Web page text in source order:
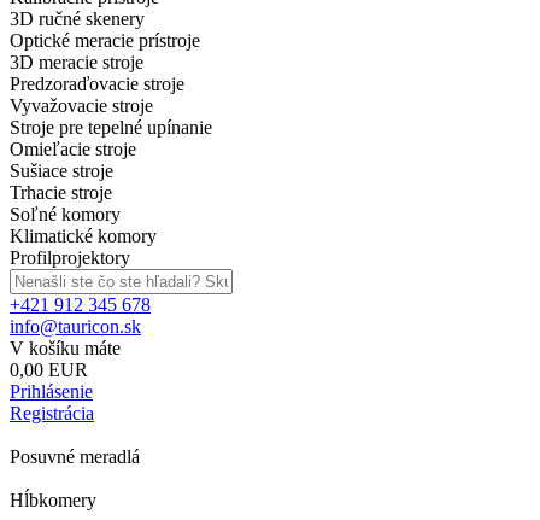
3D ručné skenery
Optické meracie prístroje
3D meracie stroje
Predzoraďovacie stroje
Vyvažovacie stroje
Stroje pre tepelné upínanie
Omieľacie stroje
Sušiace stroje
Trhacie stroje
Soľné komory
Klimatické komory
Profilprojektory
+421 912 345 678
info@tauricon.sk
V košíku máte
0,00 EUR
Prihlásenie
Registrácia
Posuvné meradlá
Hĺbkomery